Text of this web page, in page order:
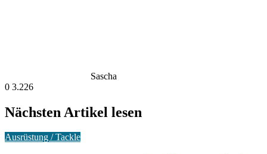
Sascha
0 3.226
Nächsten Artikel lesen
Ausrüstung / Tackle